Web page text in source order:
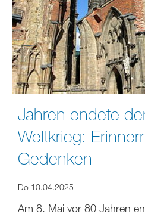
Jahren endete
Weltkrieg:
Gedenken
Do 10.04.2025
Am 8. Mai vor 80 Jahren